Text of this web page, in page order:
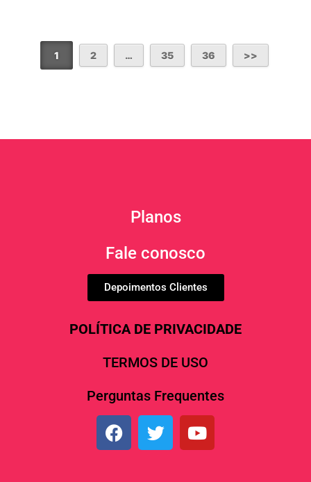
1 2 … 35 36
Planos
Fale conosco
Depoimentos Clientes
POLÍTICA DE PRIVACIDADE
TERMOS DE USO
Perguntas Frequentes